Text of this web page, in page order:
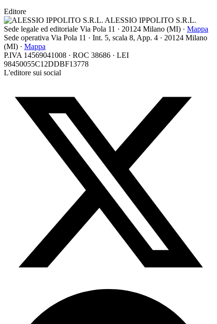
Editore
ALESSIO IPPOLITO S.R.L.
Sede legale ed editoriale Via Pola 11 · 20124 Milano (MI) · Mappa
Sede operativa Via Pola 11 · Int. 5, scala 8, App. 4 · 20124 Milano
(MI) · Mappa
P.IVA 14569041008 · ROC 38686 · LEI
98450055C12DDBF13778
L'editore sui social